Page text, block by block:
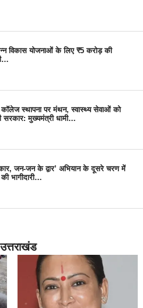
विकास योजनाओं के लिए ₹5 करोड़ की
कॉलेज स्थापना पर मंथन, स्वास्थ्य सेवाओं को
मुख्यमंत्री धामी…
जन-जन के द्वार’ अभियान के दूसरे चरण में
भागीदारी…
उत्तराखंड